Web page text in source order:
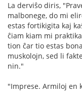
La derviŝo diris,
malbonege, do mi
estas fortikigita kaj
ĉiam kiam mi
tion ĉar tio estas
muskolojn, sed li
nin."
"Imprese. Armiloj en